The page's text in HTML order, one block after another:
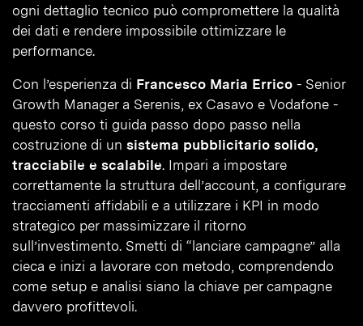
ogni dettaglio tecnico può compromettere la qualità
dei dati e rendere impossibile ottimizzare le
performance.
Con l’esperienza di Francesco Maria Errico - Senior
Growth Manager a Serenis, ex Casavo e Vodafone -
questo corso ti guida passo dopo passo nella
costruzione di un sistema pubblicitario solido,
tracciabile e scalabile. Impari a impostare
correttamente la struttura dell’account, a configurare
tracciamenti affidabili e a utilizzare i KPI in modo
strategico per massimizzare il ritorno
sull’investimento. Smetti di “lanciare campagne” alla
cieca e inizi a lavorare con metodo, comprendendo
come setup e analisi siano la chiave per campagne
davvero profittevoli.